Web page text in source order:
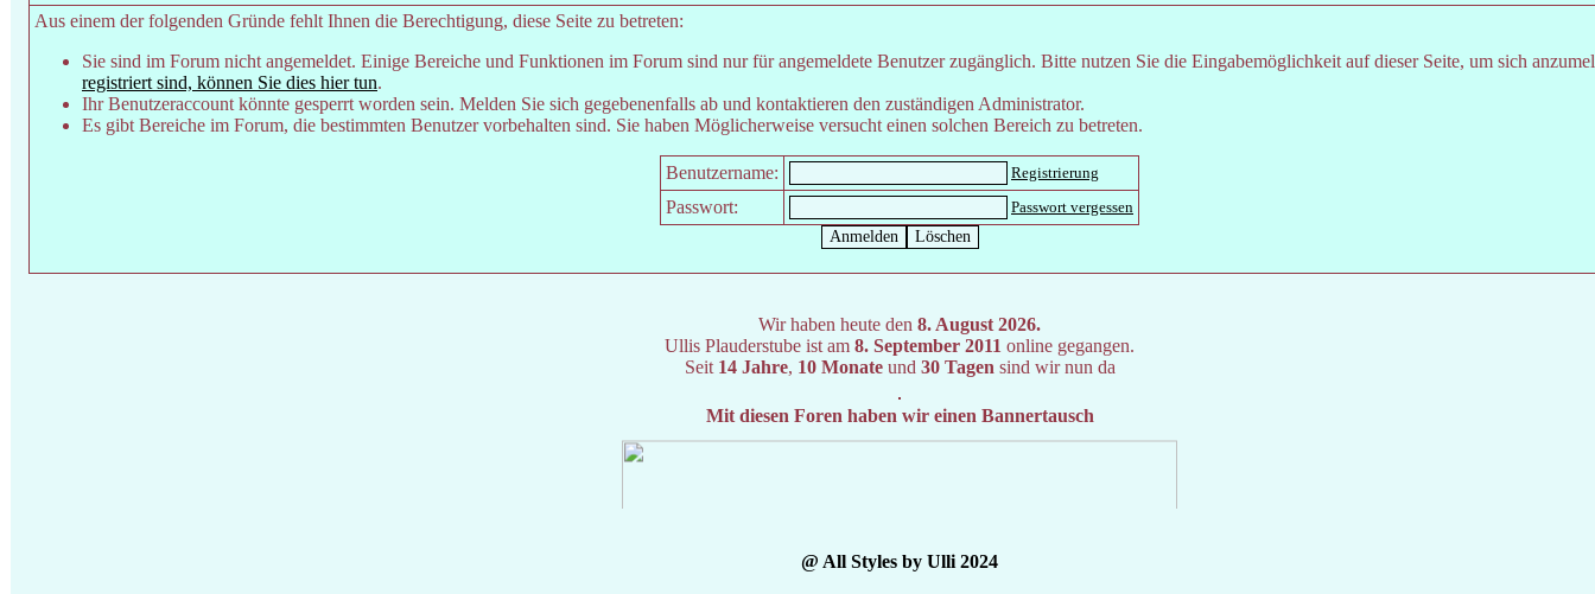
Aus einem der folgenden Gründe fehlt Ihnen die Berechtigung, diese Seite zu betreten:
Sie sind im Forum nicht angemeldet. Einige Bereiche und Funktionen im Forum sind nur für angemeldete Benutzer zugänglich. Bitte nutzen Sie die Eingabemöglichkeit auf dieser Seite, um sich
registriert sind, können Sie dies hier tun.
Ihr Benutzeraccount könnte gesperrt worden sein. Melden Sie sich gegebenenfalls ab und kontaktieren den zuständigen Administrator.
Es gibt Bereiche im Forum, die bestimmten Benutzer vorbehalten sind. Sie haben Möglicherweise versucht einen solchen Bereich zu betreten.
Benutzername: Registrierung
Passwort: Passwort vergessen
Wir haben heute den 8. August 2026.
Ullis Plauderstube ist am 8. September 2011 online gegangen.
Seit 14 Jahre, 10 Monate und 30 Tagen sind wir nun da
Mit diesen Foren haben wir einen Bannertausch
@ All Styles by Ulli 2024